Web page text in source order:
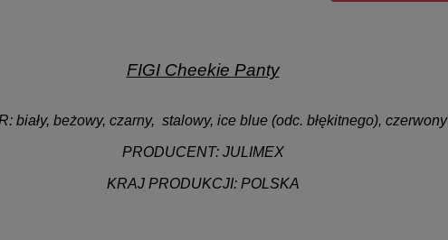
FIGI Cheekie Panty
biały, beżowy, czarny, stalowy, ice blue (odc. błękitnego), czerwony
PRODUCENT: JULIMEX
KRAJ PRODUKCJI: POLSKA